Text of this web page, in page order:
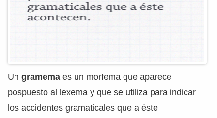
Un gramema es un morfema que aparece
pospuesto al lexema y que se utiliza para indicar
los accidentes gramaticales que a éste